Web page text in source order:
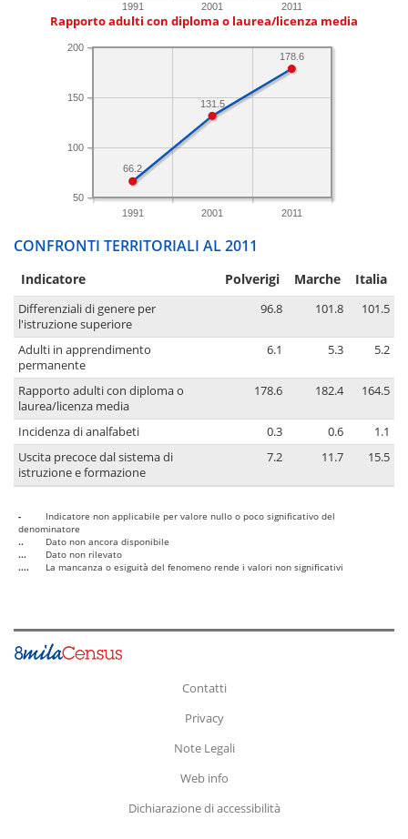
1991 2001 2011
Rapporto adulti con diploma o laurea/licenza media
1991 2001 2011
50
100
150
200
178.6
131.5
66.2
CONFRONTI TERRITORIALI AL 2011
Indicatore Polverigi Marche Italia
Differenziali di genere per
l'istruzione superiore
96.8 101.8 101.5
Adulti in apprendimento
permanente
6.1 5.3 5.2
Rapporto adulti con diploma o
laurea/licenza media
178.6 182.4 164.5
Incidenza di analfabeti 0.3 0.6
1.1
Uscita precoce dal sistema di
istruzione e formazione
7.2 11.7 15.5
-
Indicatore non applicabile per valore nullo o poco significativo del
denominatore
..
Dato non ancora disponibile
...
Dato non rilevato
....
La mancanza o esiguità del fenomeno rende i valori non significativi
Contatti
Privacy
Note Legali
Web info
Dichiarazione di accessibilità